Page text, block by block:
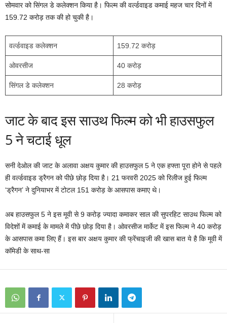
सोमवार को सिंगल डे कलेक्शन किया है। फिल्म की वर्ल्डवाइड कमाई महज चार दिनों में
159.72 करोड़ तक की हो चुकी है।
वर्ल्डवाइड कलेक्शन 159.72 करोड़
ओवरसीज 40 करोड़
सिंगल डे कलेक्शन 28 करोड़
जाट के बाद इस साउथ फिल्म को भी हाउसफुल
5 ने चटाई धूल
सनी देओल की जाट के अलावा अक्षय कुमार की हाउसफुल 5 ने एक हफ्ता पूरा होने से पहले
ही वर्ल्डवाइड ड्रैगन को पीछे छोड़ दिया है। 21 फरवरी 2025 को रिलीज हुई फिल्म
‘ड्रैगन’ ने दुनियाभर में टोटल 151 करोड़ के आसपास कमाए थे।
अब हाउसफुल 5 ने इस मूवी से 9 करोड़ ज्यादा कमाकर साल की सुपरहिट साउथ फिल्म को
विदेशों में कमाई के मामले में पीछे छोड़ दिया है। ओवरसीज मार्केट में इस फिल्म ने 40 करोड़
के आसपास कमा लिए हैं। इस बार अक्षय कुमार की फ्रेंचाइजी की खास बात ये है कि मूवी में
कॉमेडी के साथ-सा